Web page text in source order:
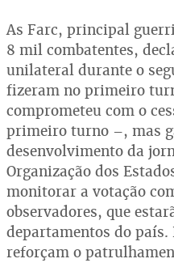
As Farc, principal
8 mil combatentes,
unilateral durante o
fizeram no primeiro
comprometeu com o
primeiro turno –, mas
desenvolvimento da
Organização dos
monitorar a votação
observadores, que
departamentos do
reforçam o